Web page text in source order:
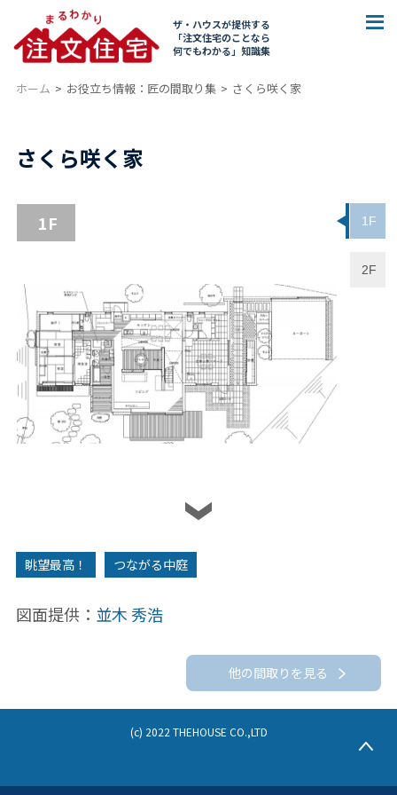
ザ・ハウスが提供する
「注文住宅のことなら
何でもわかる」知識集
ホーム お役立ち情報：匠の間取り集 さくら咲く家
さくら咲く家
1F
眺望最高！ つながる中庭
図面提供： 並木 秀浩
他の間取りを見る
(c) 2022 THEHOUSE CO.,LTD